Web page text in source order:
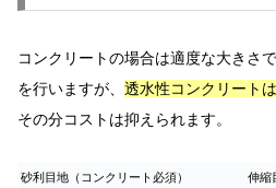
コンクリートの場合は適度な大きさ
を行いますが、 透水性コンクリート
その分コストは抑えられます。
砂利目地（コンクリート必須） 伸縮